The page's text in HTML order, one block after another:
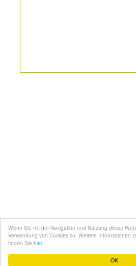
OK
Wenn Sie mit der Navigation und Nutzung dieser
Verwendung von Cookies zu. Weitere Informationen
finden Sie hier
Topfgucker
Über uns
Datenschutz